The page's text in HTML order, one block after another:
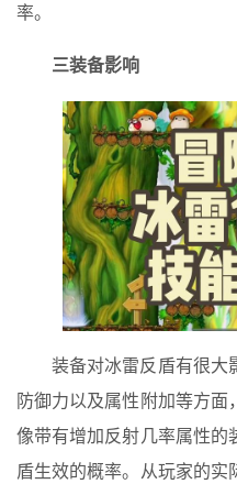
率。
三装备影响
装备对冰雷反盾有很大
防御力以及属性附加等方面
像带有增加反射几率属性的
盾生效的概率。从玩家的实